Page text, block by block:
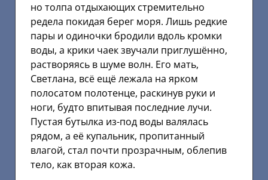
но толпа отдыхающих стремительно
редела покидая берег моря. Лишь редкие
пары и одиночки бродили вдоль кромки
воды, а крики чаек звучали приглушённо,
растворяясь в шуме волн. Его мать,
Светлана, всё ещё лежала на ярком
полосатом полотенце, раскинув руки и
ноги, будто впитывая последние лучи.
Пустая бутылка из-под воды валялась
рядом, а её купальник, пропитанный
влагой, стал почти прозрачным, облепив
тело, как вторая кожа.